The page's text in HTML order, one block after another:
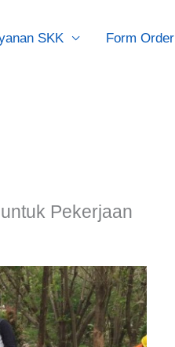
SKK Form Order
Pekerjaan